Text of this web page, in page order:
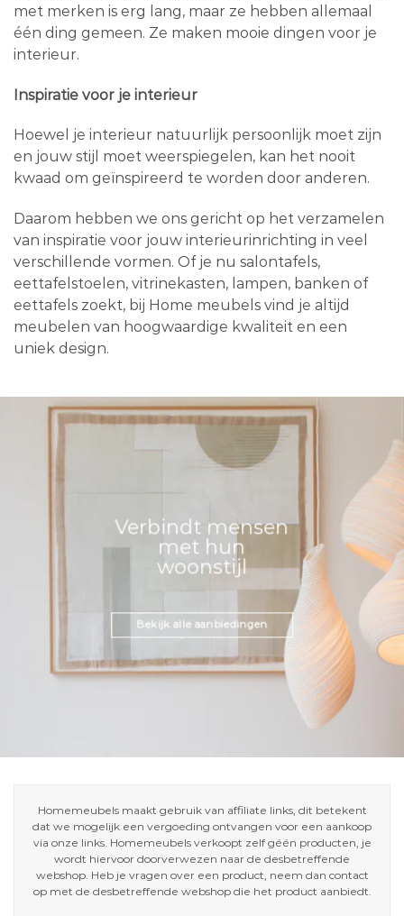
met merken is erg lang, maar ze hebben allemaal
één ding gemeen. Ze maken mooie dingen voor je
interieur.
Inspiratie voor je interieur
Hoewel je interieur natuurlijk persoonlijk moet zijn
en jouw stijl moet weerspiegelen, kan het nooit
kwaad om geïnspireerd te worden door anderen.
Daarom hebben we ons gericht op het verzamelen
van inspiratie voor jouw interieurinrichting in veel
verschillende vormen. Of je nu salontafels,
eettafelstoelen, vitrinekasten, lampen, banken of
eettafels zoekt, bij Home meubels vind je altijd
meubelen van hoogwaardige kwaliteit en een
uniek design.
Verbindt mensen
met hun
woonstijl
Bekijk alle aanbiedingen
Homemeubels maakt gebruik van affiliate links, dit betekent
dat we mogelijk een vergoeding ontvangen voor een aankoop
via onze links. Homemeubels verkoopt zelf géén producten, je
wordt hiervoor doorverwezen naar de desbetreffende
webshop. Heb je vragen over een product, neem dan contact
op met de desbetreffende webshop die het product aanbiedt.